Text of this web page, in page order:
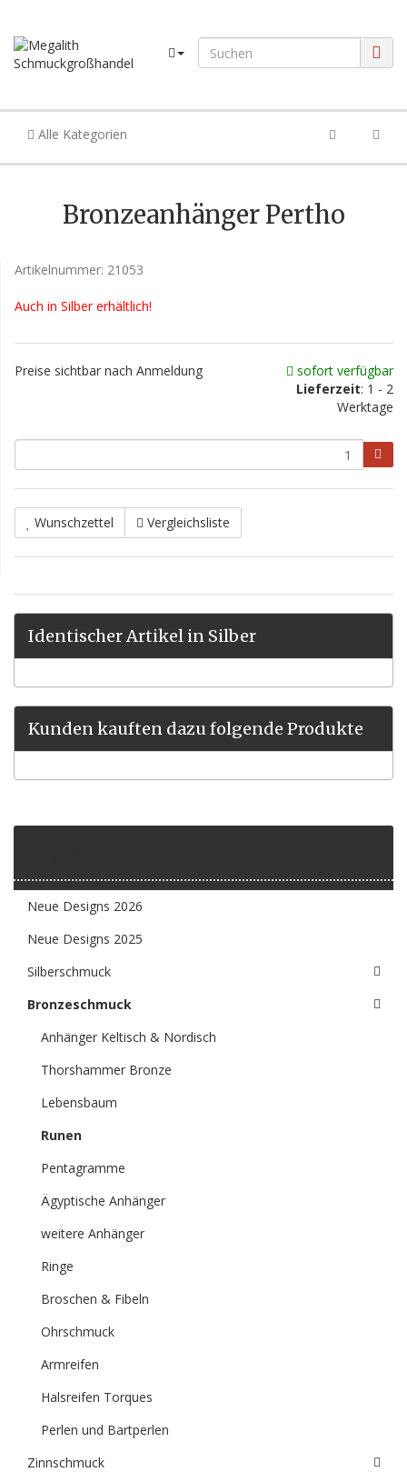
Alle Kategorien
Bronzeanhänger Pertho
Artikelnummer: 21053
Auch in Silber erhältlich!
Preise sichtbar nach Anmeldung
sofort verfügbar
Lieferzeit: 1 - 2
Werktage
Wunschzettel Vergleichsliste
Identischer Artikel in Silber
Kunden kauften dazu folgende Produkte
Neue Designs 2026
Neue Designs 2025
Silberschmuck
Bronzeschmuck
Anhänger Keltisch & Nordisch
Thorshammer Bronze
Lebensbaum
Runen
Pentagramme
Ägyptische Anhänger
weitere Anhänger
Ringe
Broschen & Fibeln
Ohrschmuck
Armreifen
Halsreifen Torques
Perlen und Bartperlen
Zinnschmuck